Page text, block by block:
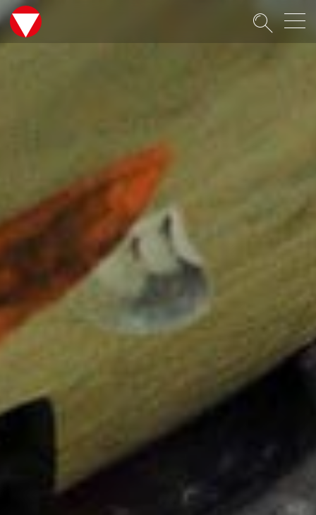
Suche